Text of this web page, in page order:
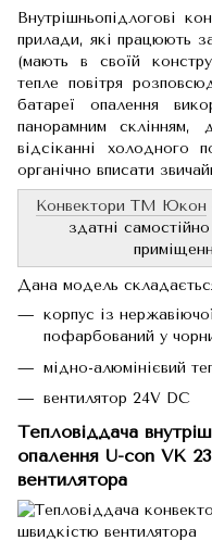
Внутрішньопідлогові
прилади, які працюють
(мають в своїй
тепле повітря
батареї опалення
панорамним склінням,
відсіканні холодного
органічно вписати
Конвектори TM Юкон
здатні
Дана модель
корпус із
пофарбований у
мідно-алюмінієвий
вентилятор 24V DC
Тепловіддача
опалення U-con VK
вентилятора